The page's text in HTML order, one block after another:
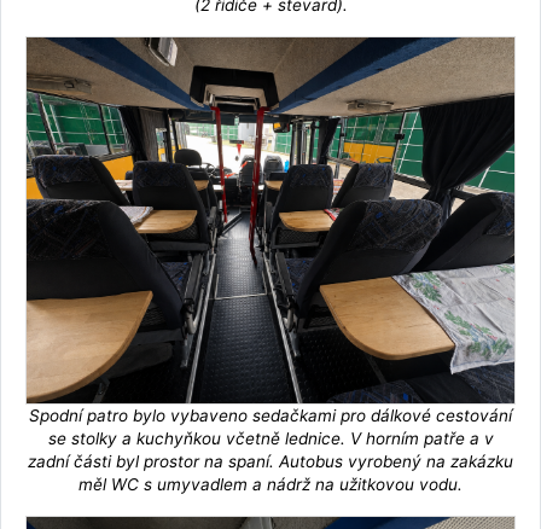
(2 řidiče + stevard).
Spodní patro bylo vybaveno sedačkami pro dálkové cestování
se stolky a kuchyňkou včetně lednice. V horním patře a v
zadní části byl prostor na spaní. Autobus vyrobený na zakázku
měl WC s umyvadlem a nádrž na užitkovou vodu.